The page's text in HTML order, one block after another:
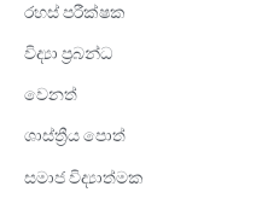
රහස් පරීක්ෂක
විද්‍යා ප්‍රබන්ධ
වෙනත්
ශාස්ත්‍රීය පොත්
සමාජ විද්‍යාත්මක